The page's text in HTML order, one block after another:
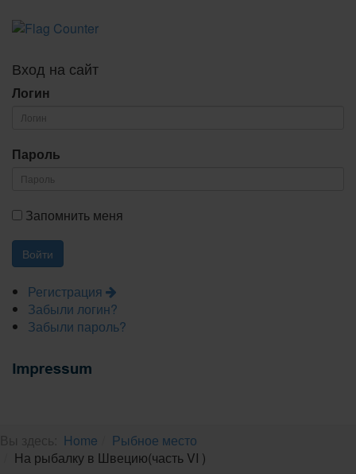
Вход на сайт
Логин
Пароль
Запомнить меня
Регистрация
Забыли логин?
Забыли пароль?
Home
Рыбное место
На рыбалку в Швецию(часть VI )